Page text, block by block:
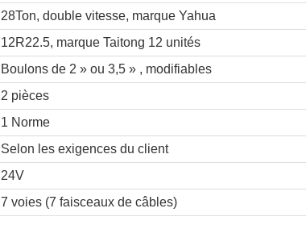
28Ton, double vitesse, marque Yahua
12R22.5, marque Taitong 12 unités
Boulons de 2 » ou 3,5 » , modifiables
2 pièces
1 Norme
Selon les exigences du client
24V
7 voies (7 faisceaux de câbles)